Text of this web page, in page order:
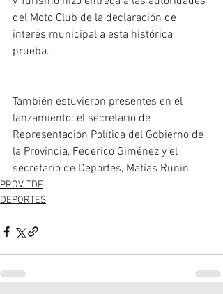
del Moto Club de la declaración de
interés municipal a esta histórica
prueba.
También estuvieron presentes en el
lanzamiento: el secretario de
Representación Política del Gobierno de
la Provincia, Federico Giménez y el
secretario de Deportes, Matías Runin.
PROV. TDF
DEPORTES